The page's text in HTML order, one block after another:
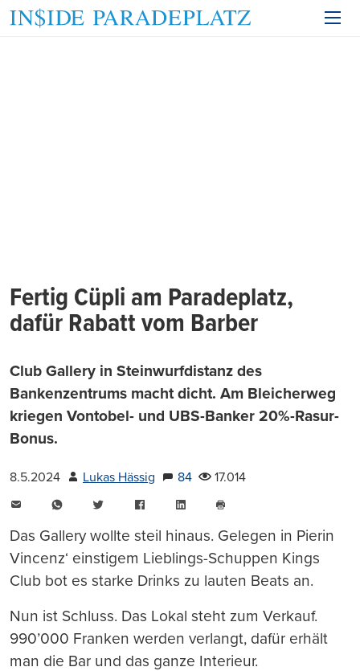
Fertig Cüpli am Paradeplatz,
dafür Rabatt vom Barber
Club Gallery in Steinwurfdistanz des
Bankenzentrums macht dicht. Am Bleicherweg
kriegen Vontobel- und UBS-Banker 20%-Rasur-
Bonus.
8.5.2024 Lukas Hässig 84
17.014
WhatsAppTwitter FacebookLinkedIn
drucken
Das Gallery wollte steil hinaus. Gelegen in Pierin
Vincenz‘ einstigem Lieblings-Schuppen Kings
Club bot es starke Drinks zu lauten Beats an.
Nun ist Schluss. Das Lokal steht zum Verkauf.
990’000 Franken werden verlangt, dafür erhält
man die Bar und das ganze Interieur.